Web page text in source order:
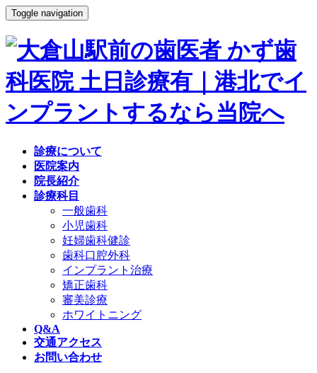
Toggle navigation
診療について
医院案内
院長紹介
診療科目
一般歯科
小児歯科
妊婦歯科健診
歯科口腔外科
インプラント治療
矯正歯科
審美診療
ホワイトニング
Q&A
交通アクセス
お問い合わせ